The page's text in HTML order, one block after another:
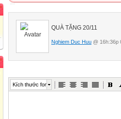
QUÀ TẶNG 20/11
Nghiem Duc Huu @ 16h:36p
Kích thước font